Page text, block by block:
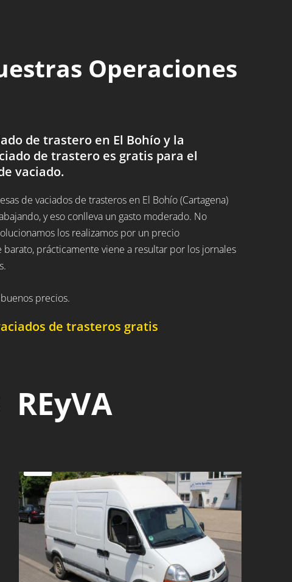
Operaciones
de trastero en El Bohío y la
de trastero es gratis para el
vaciado.
de vaciados de trasteros en El Bohío (Cartagena)
y eso conlleva un gasto moderado. No
los realizamos por un precio
prácticamente viene a resultar por los jornales
precios.
de trasteros gratis